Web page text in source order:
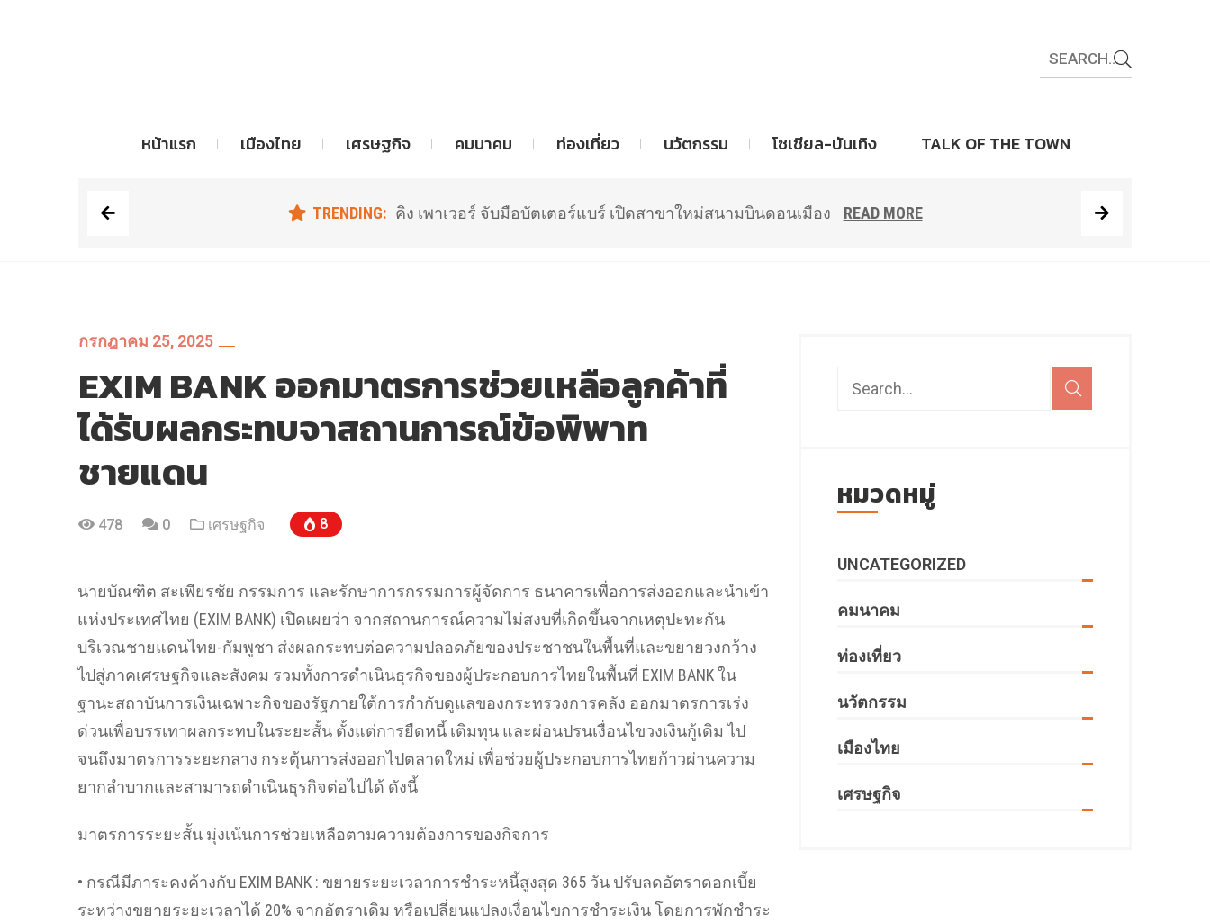
หน้าแรก เมืองไทย เศรษฐกิจ คมนาคม ท่องเที่ยว นวัตกรรม โซเชียล-บันเทิง TALK OF THE TOWN
TRENDING: กบข เน้นทองคำ ปี 68 โต 9% READ MORE
TRENDING: คิง เพาเวอร์ จับมือบัตเตอร์แบร์ เปิดสาขาใหม่สนามบินดอนเมือง READ MORE
TRENDING: อัสสเดช ประกาศแผน 3 ปี ตลาดฯใช้กลยุทธ์เคาะประตู บจ รับผิดชอบ CG
READ MORE
TRENDING: SAM จับมือ NCB READ MORE
TRENDING: กบข ทำถึง ผลตอบแทนปี 68เกือบ 6%
TRENDING: อัสสเดช ประกาศแผน 3 ปี ตลาดฯใช้กลยุทธ์เคาะประตู บจ รับผิดชอบ CG
กรกฎาคม 25, 2025
EXIM BANK ออกมาตรการช่วยเหลือลูกค้าที่
ได้รับผลกระทบจาสถานการณ์ข้อพิพาท
ชายแดน
478 0 เศรษฐกิจ 8
นายบัณฑิต สะเพียรชัย กรรมการ และรักษาการกรรมการผู้จัดการ ธนาคารเพื่อการส่งออกและนำเข้า
แห่งประเทศไทย (EXIM BANK) เปิดเผยว่า จากสถานการณ์ความไม่สงบที่เกิดขึ้นจากเหตุปะทะกัน
บริเวณชายแดนไทย-กัมพูชา ส่งผลกระทบต่อความปลอดภัยของประชาชนในพื้นที่และขยายวงกว้าง
ไปสู่ภาคเศรษฐกิจและสังคม รวมทั้งการดำเนินธุรกิจของผู้ประกอบการไทยในพื้นที่ EXIM BANK ใน
ฐานะสถาบันการเงินเฉพาะกิจของรัฐภายใต้การกำกับดูแลของกระทรวงการคลัง ออกมาตรการเร่ง
ด่วนเพื่อบรรเทาผลกระทบในระยะสั้น ตั้งแต่การยืดหนี้ เติมทุน และผ่อนปรนเงื่อนไขวงเงินกู้เดิม ไป
จนถึงมาตรการระยะกลาง กระตุ้นการส่งออกไปตลาดใหม่ เพื่อช่วยผู้ประกอบการไทยก้าวผ่านความ
ยากลำบากและสามารถดำเนินธุรกิจต่อไปได้ ดังนี้
มาตรการระยะสั้น มุ่งเน้นการช่วยเหลือตามความต้องการของกิจการ
• กรณีมีภาระคงค้างกับ EXIM BANK : ขยายระยะเวลาการชำระหนี้สูงสุด 365 วัน ปรับลดอัตราดอกเบี้ย
ระหว่างขยายระยะเวลาได้ 20% จากอัตราเดิม หรือเปลี่ยนแปลงเงื่อนไขการชำระเงิน โดยการพักชำระ
หมวดหมู่
UNCATEGORIZED
คมนาคม
ท่องเที่ยว
นวัตกรรม
เมืองไทย
เศรษฐกิจ